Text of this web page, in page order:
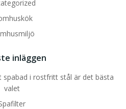
inläggen
spabad i rostfritt stål är det bästa
valet